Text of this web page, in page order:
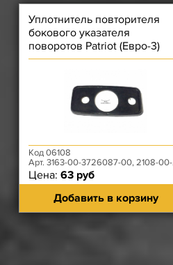
Уплотнитель повторителя
бокового указателя
поворотов Patriot (Евро-3)
Код 06108
Арт. 3163-00-3726087-00, 2108-00-3726087-00
Цена: 63 руб
Добавить в корзину